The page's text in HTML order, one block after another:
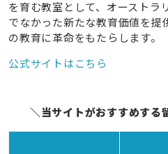
を育む教室として、オーストラ
でなかった新たな教育価値を提
の教育に革命をもたらします。
公式サイトはこちら
＼当サイトがおすすめする